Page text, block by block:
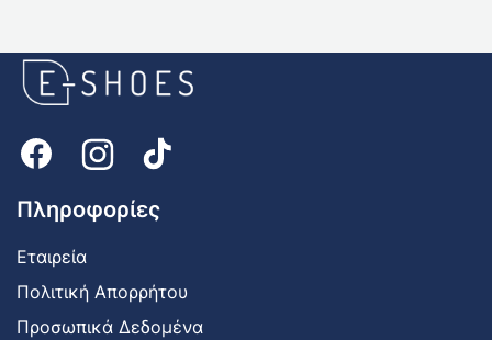
Πληροφορίες
Εταιρεία
Πολιτική Απορρήτου
Προσωπικά Δεδομένα